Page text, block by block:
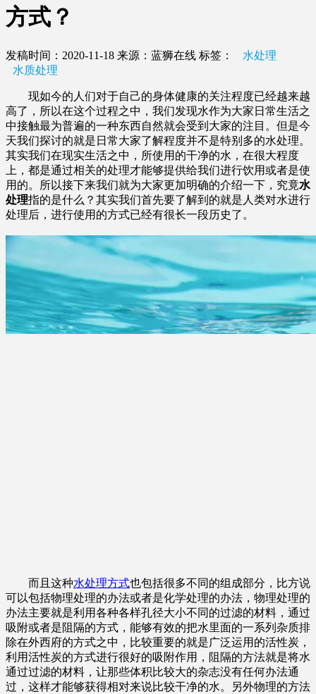
方式？
发稿时间：2020-11-18 来源：蓝狮在线 标签：
水处理
水质处理
现如今的人们对于自己的身体健康的关注程度已经越来越
高了，所以在这个过程之中，我们发现水作为大家日常生活之
中接触最为普遍的一种东西自然就会受到大家的注目。但是今
天我们探讨的就是日常大家了解程度并不是特别多的水处理。
其实我们在现实生活之中，所使用的干净的水，在很大程度
上，都是通过相关的处理才能够提供给我们进行饮用或者是使
用的。所以接下来我们就为大家更加明确的介绍一下，究竟水
处理指的是什么？其实我们首先要了解到的就是人类对水进行
处理后，进行使用的方式已经有很长一段历史了。
而且这种水处理方式也包括很多不同的组成部分，比方说
可以包括物理处理的办法或者是化学处理的办法，物理处理的
办法主要就是利用各种各样孔径大小不同的过滤的材料，通过
吸附或者是阻隔的方式，能够有效的把水里面的一系列杂质排
除在外西府的方式之中，比较重要的就是广泛运用的活性炭，
利用活性炭的方式进行很好的吸附作用，阻隔的方法就是将水
通过过滤的材料，让那些体积比较大的杂志没有任何办法通
过，这样才能够获得相对来说比较干净的水。另外物理的方法